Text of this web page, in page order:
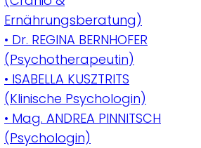
Ernährungsberatung)
• Dr. REGINA BERNHOFER
(Psychotherapeutin)
• ISABELLA KUSZTRITS
(Klinische Psychologin)
• Mag. ANDREA PINNITSCH
(Psychologin)